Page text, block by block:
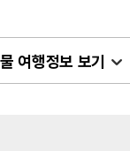
여행정보 보기